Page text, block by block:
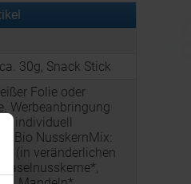
30g, Snack Stick
Folie oder
Werbeanbringung
individuell
Bio NusskernMix:
(in veränderlichen